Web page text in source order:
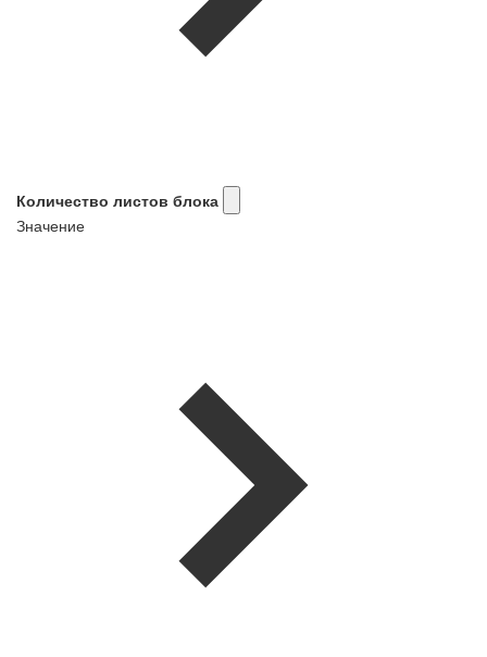
Количество листов блока
Значение